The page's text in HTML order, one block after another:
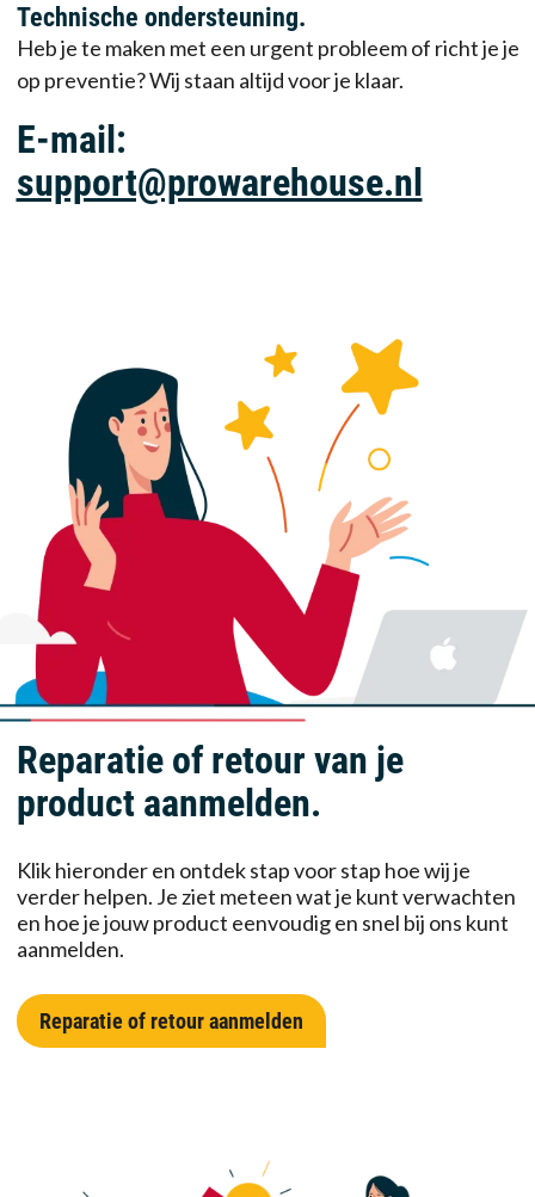
Technische ondersteuning.
Heb je te maken met een urgent probleem of richt je je
op preventie? Wij staan altijd voor je klaar.
E-mail:
support@prowarehouse.nl
Reparatie of retour van je
product aanmelden.
Klik hieronder en ontdek stap voor stap hoe wij je
verder helpen. Je ziet meteen wat je kunt verwachten
en hoe je jouw product eenvoudig en snel bij ons kunt
aanmelden.
Reparatie of retour aanmelden